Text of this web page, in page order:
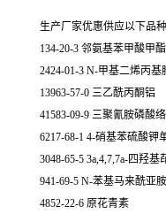
生产厂家优惠供应以下品
134-20-3 邻氨基苯甲酸甲酯
2424-01-3 N-甲基二烯丙基
13963-57-0 三乙酰丙酮铝
41583-09-9 三聚氰胺磷酸
6217-68-1 4-硝基苯硫酸钾
3048-65-5 3a,4,7,7a-四羟基
941-69-5 N-苯基马来酰亚胺
4852-22-6 原花青素